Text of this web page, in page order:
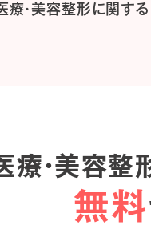
療・美容整形に関す
療・美容整
無料